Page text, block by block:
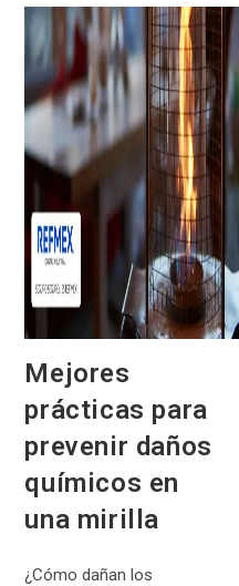
Mejores
prácticas para
prevenir daños
químicos en
una mirilla
¿Cómo dañan los